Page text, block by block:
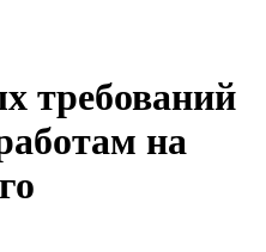
требований
на